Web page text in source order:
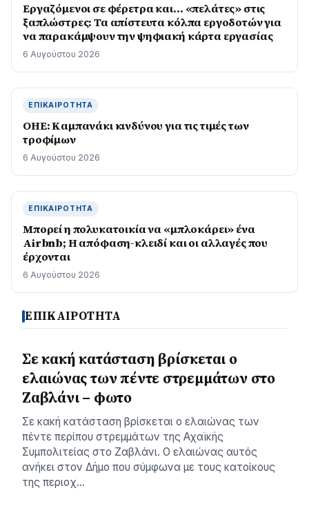
Εργαζόμενοι σε φέρετρα και… «πελάτες» στις
ξαπλώστρες: Τα απίστευτα κόλπα εργοδοτών για
να παρακάμψουν την ψηφιακή κάρτα εργασίας
6 Αυγούστου 2026
ΕΠΙΚΑΙΡΌΤΗΤΑ
ΟΗΕ: Καμπανάκι κινδύνου για τις τιμές των
τροφίμων
6 Αυγούστου 2026
ΕΠΙΚΑΙΡΌΤΗΤΑ
Μπορεί η πολυκατοικία να «μπλοκάρει» ένα
Airbnb; Η απόφαση-κλειδί και οι αλλαγές που
έρχονται
6 Αυγούστου 2026
ΕΠΙΚΑΙΡΟΤΗΤΑ
Σε κακή κατάσταση βρίσκεται ο
ελαιώνας των πέντε στρεμμάτων στο
Ζαβλάνι – φωτο
Σε κακή κατάσταση βρίσκεται ο ελαιώνας των
πέντε περίπου στρεμμάτων της Αχαϊκής
Συμπολιτείας στο Ζαβλάνι. Ο ελαιώνας αυτός
ανήκει στον Δήμο που σύμφωνα με τους κατοίκους
της περιοχ…